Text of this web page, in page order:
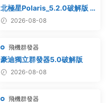
北極星Polaris_5.2.0破解版 飛
機群發器_TG群發軟件
2026-08-08
飛機群發器
豪迪獨立群發器5.0破解版
2026-08-08
飛機群發器